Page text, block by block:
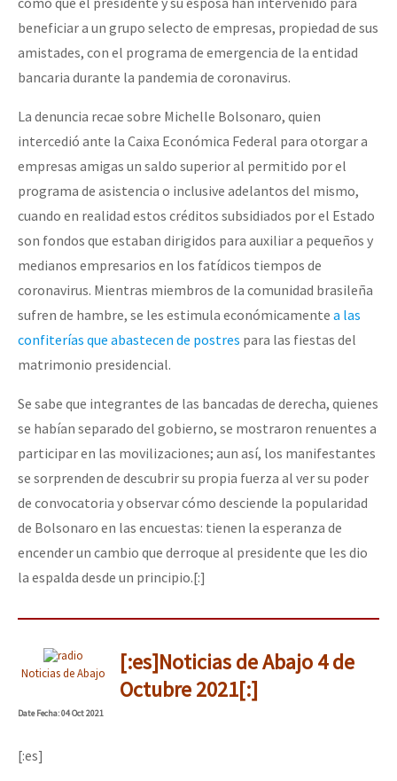
beneficiar a un grupo selecto de empresas, propiedad de sus
amistades, con el programa de emergencia de la entidad
bancaria durante la pandemia de coronavirus.
La denuncia recae sobre Michelle Bolsonaro, quien
intercedió ante la Caixa Económica Federal para otorgar a
empresas amigas un saldo superior al permitido por el
programa de asistencia o inclusive adelantos del mismo,
cuando en realidad estos créditos subsidiados por el Estado
son fondos que estaban dirigidos para auxiliar a pequeños y
medianos empresarios en los fatídicos tiempos de
coronavirus. Mientras miembros de la comunidad brasileña
sufren de hambre, se les estimula económicamente a las
confiterías que abastecen de postres para las fiestas del
matrimonio presidencial.
Se sabe que integrantes de las bancadas de derecha, quienes
se habían separado del gobierno, se mostraron renuentes a
participar en las movilizaciones; aun así, los manifestantes
se sorprenden de descubrir su propia fuerza al ver su poder
de convocatoria y observar cómo desciende la popularidad
de Bolsonaro en las encuestas: tienen la esperanza de
encender un cambio que derroque al presidente que les dio
la espalda desde un principio.[:]
Noticias de Abajo
[:es]Noticias de Abajo 4 de
Octubre 2021[:]
DateFecha: 04 Oct 2021
[:es]